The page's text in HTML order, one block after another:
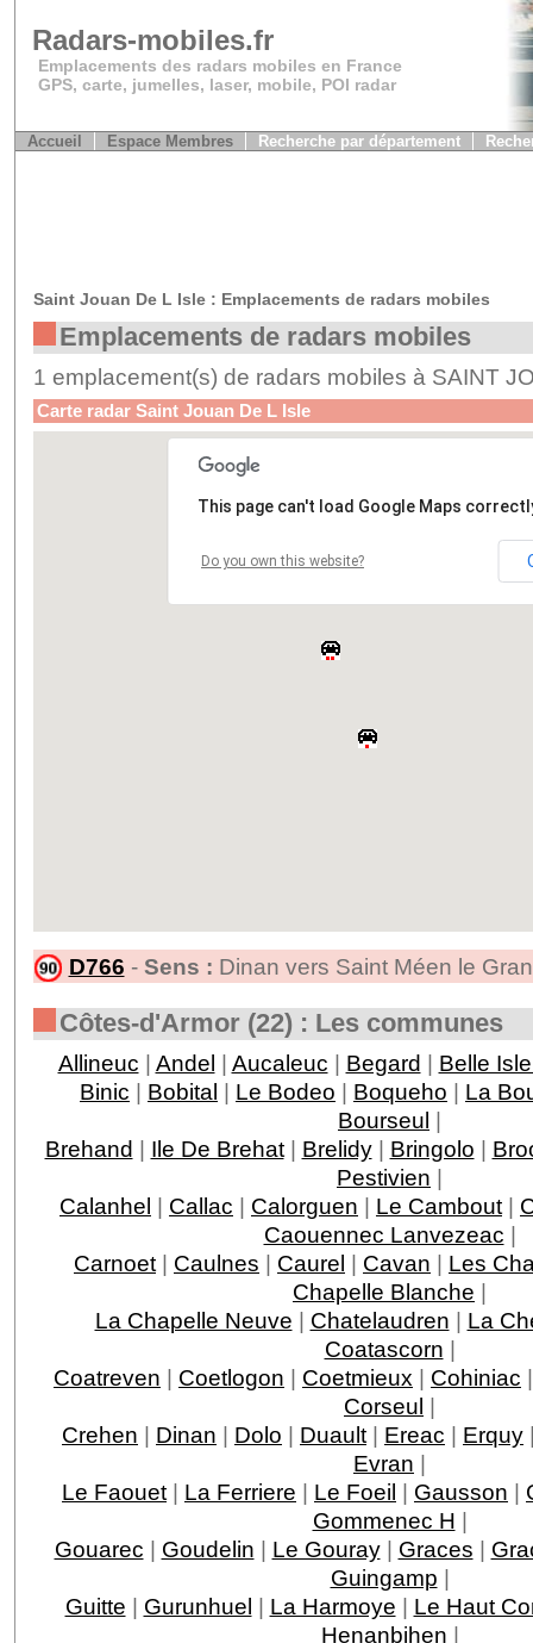
Radars-mobiles.fr
Emplacements des radars mobiles en France
GPS, carte, jumelles, laser, mobile, POI radar
Accueil Espace Membres Recherche par département
Saint Jouan De L Isle : Emplacements de radars mobiles
Emplacements de radars mobiles
1 emplacement(s) de radars mobiles à SAINT
Carte radar Saint Jouan De L Isle
This page can't load Google Maps
Do you own this website?
D766 - Sens : Dinan vers Saint Méen le
Côtes-d'Armor (22) : Les communes
Allineuc | Andel | Aucaleuc | Begard | Belle
Binic | Bobital | Le Bodeo | Boqueho | La
Bourseul |
Brehand | Ile De Brehat| Brelidy| Bringolo |
Pestivien |
Calanhel | Callac | Calorguen | Le Cambout |
Caouennec Lanvezeac |
Carnoet | Caulnes | Caurel | Cavan | Les
Chapelle Blanche |
La Chapelle Neuve | Chatelaudren | La
Coatascorn |
Coatreven | Coetlogon | Coetmieux | Cohiniac
Corseul |
Crehen | Dinan | Dolo | Duault | Ereac | Erquy
Evran |
Le Faouet | La Ferriere | Le Foeil | Gausson |
Gommenec H |
Gouarec | Goudelin | Le Gouray| Graces |
Guingamp |
Guitte | Gurunhuel | La Harmoye | Le Haut
Henanbihen |